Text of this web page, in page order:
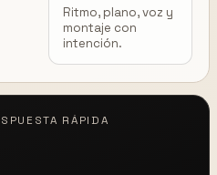
Ritmo, plano, voz y
montaje con
intención.
RÁPIDA